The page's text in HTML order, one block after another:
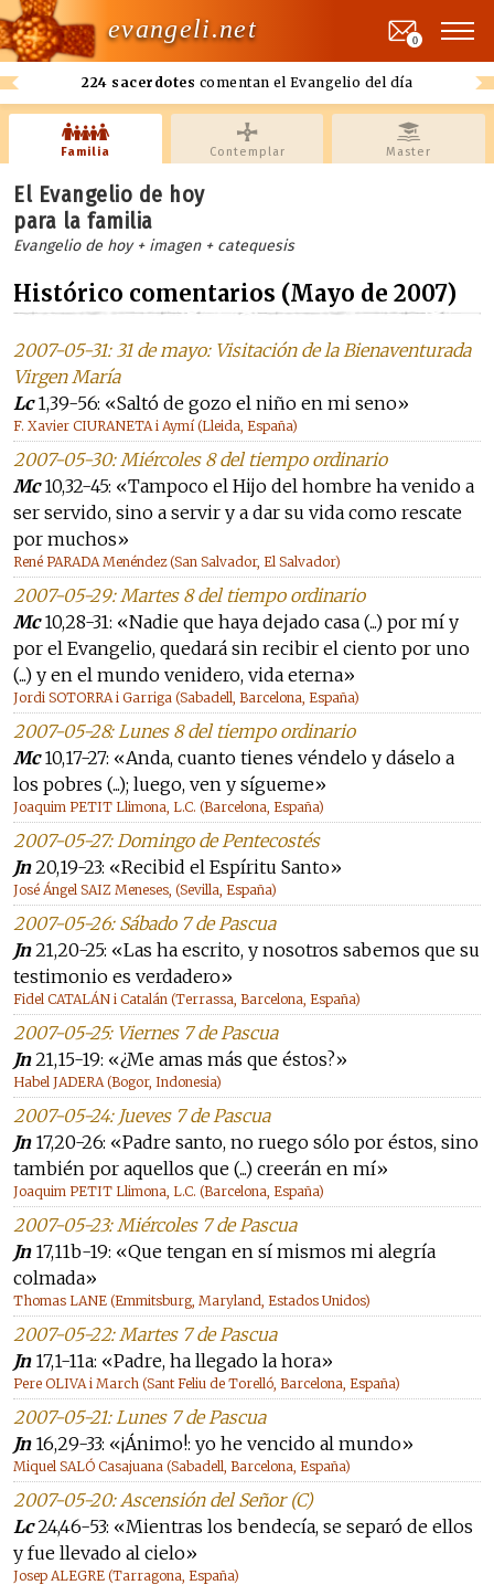
evangeli.net
224 sacerdotes comentan el Evangelio del día
0
Familia Contemplar Master
El Evangelio de hoy
para la familia
Evangelio de hoy + imagen + catequesis
Histórico comentarios (Mayo de 2007)
2007-05-31: 31 de mayo: Visitación de la Bienaventurada
Virgen María
Lc1,39-56: «Saltó de gozo el niño en mi seno»
F. Xavier CIURANETA i Aymí (Lleida, España)
2007-05-30: Miércoles 8 del tiempo ordinario
Mc10,32-45: «Tampoco el Hijo del hombre ha venido a
ser servido, sino a servir y a dar su vida como rescate
por muchos»
René PARADA Menéndez (San Salvador, El Salvador)
2007-05-29: Martes 8 del tiempo ordinario
Mc10,28-31: «Nadie que haya dejado casa (...) por mí y
por el Evangelio, quedará sin recibir el ciento por uno
(...) y en el mundo venidero, vida eterna»
Jordi SOTORRA i Garriga (Sabadell, Barcelona, España)
2007-05-28: Lunes 8 del tiempo ordinario
Mc10,17-27: «Anda, cuanto tienes véndelo y dáselo a
los pobres (...); luego, ven y sígueme»
Joaquim PETIT Llimona, L.C. (Barcelona, España)
2007-05-27: Domingo de Pentecostés
Jn20,19-23: «Recibid el Espíritu Santo»
José Ángel SAIZ Meneses, (Sevilla, España)
2007-05-26: Sábado 7 de Pascua
Jn21,20-25: «Las ha escrito, y nosotros sabemos que su
testimonio es verdadero»
Fidel CATALÁN i Catalán (Terrassa, Barcelona, España)
2007-05-25: Viernes 7 de Pascua
Jn21,15-19: «¿Me amas más que éstos?»
Habel JADERA (Bogor, Indonesia)
2007-05-24: Jueves 7 de Pascua
Jn17,20-26: «Padre santo, no ruego sólo por éstos, sino
también por aquellos que (...) creerán en mí»
Joaquim PETIT Llimona, L.C. (Barcelona, España)
2007-05-23: Miércoles 7 de Pascua
Jn17,11b-19: «Que tengan en sí mismos mi alegría
colmada»
Thomas LANE (Emmitsburg, Maryland, Estados Unidos)
2007-05-22: Martes 7 de Pascua
Jn17,1-11a: «Padre, ha llegado la hora»
Pere OLIVA i March (Sant Feliu de Torelló, Barcelona, España)
2007-05-21: Lunes 7 de Pascua
Jn16,29-33: «¡Ánimo!: yo he vencido al mundo»
Miquel SALÓ Casajuana (Sabadell, Barcelona, España)
2007-05-20: Ascensión del Señor (C)
Lc24,46-53: «Mientras los bendecía, se separó de ellos
y fue llevado al cielo»
Josep ALEGRE (Tarragona, España)